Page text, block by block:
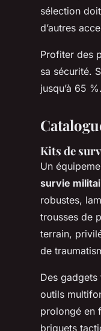
sélection
d’autres
Profiter des
sa sécurité.
jusqu’à 65
Kits de
Un
survie
robustes,
trousses de
terrain,
de
Des
outils
prolongé en
briquets